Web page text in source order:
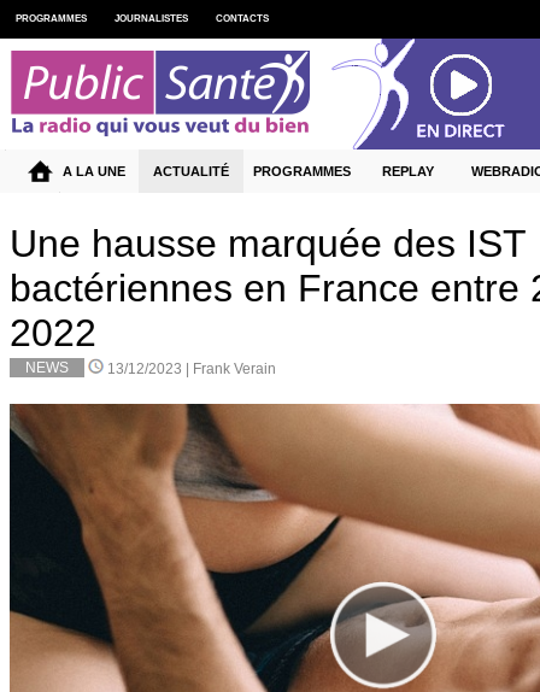
Une hausse marquée des IST
bactériennes en France entre
2022
NEWS 13/12/2023 | Frank Verain
PROGRAMMES JOURNALISTES CONTACTS
A LA UNE ACTUALITÉ PROGRAMMES REPLAY